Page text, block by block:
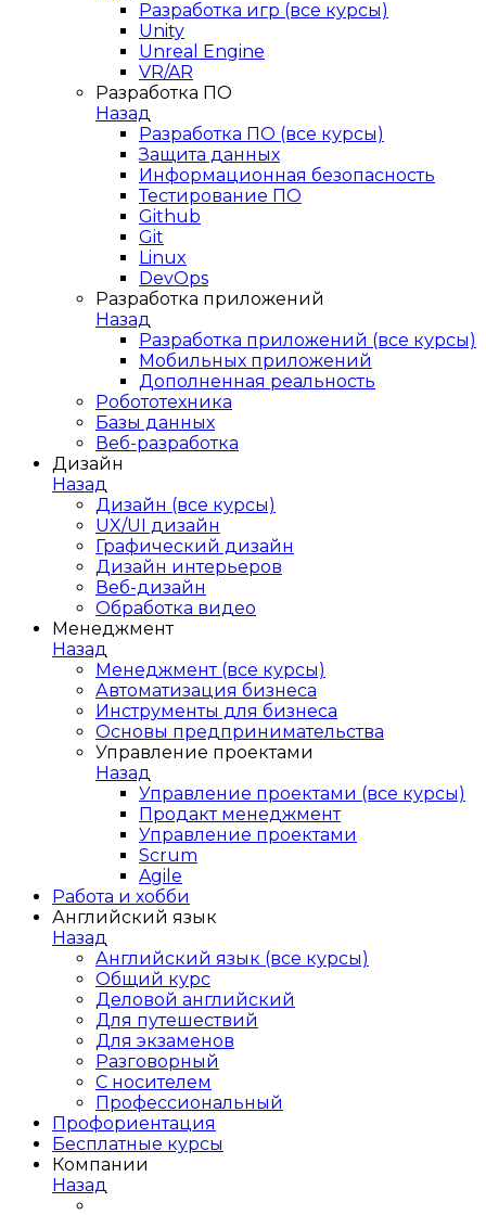
Разработка игр (все курсы)
Unity
Unreal Engine
VR/AR
Разработка ПО
Назад
Разработка ПО (все курсы)
Защита данных
Информационная безопасность
Тестирование ПО
Github
Git
Linux
DevOps
Разработка приложений
Назад
Разработка приложений (все курсы)
Мобильных приложений
Дополненная реальность
Робототехника
Базы данных
Веб-разработка
Дизайн
Назад
Дизайн (все курсы)
UX/UI дизайн
Графический дизайн
Дизайн интерьеров
Веб-дизайн
Обработка видео
Менеджмент
Назад
Менеджмент (все курсы)
Автоматизация бизнеса
Инструменты для бизнеса
Основы предпринимательства
Управление проектами
Назад
Управление проектами (все курсы)
Продакт менеджмент
Управление проектами
Scrum
Agile
Работа и хобби
Английский язык
Назад
Английский язык (все курсы)
Общий курс
Деловой английский
Для путешествий
Для экзаменов
Разговорный
С носителем
Профессиональный
Профориентация
Бесплатные курсы
Компании
Назад